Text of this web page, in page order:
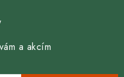
a akcím